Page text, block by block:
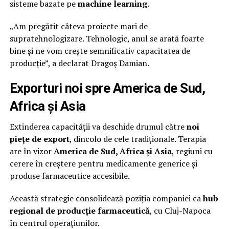
sisteme bazate pemachine learning.
„Am pregătit câteva proiecte mari de
supratehnologizare. Tehnologic, anul se arată foarte
bine și ne vom crește semnificativ capacitatea de
producție”, a declarat Dragoș Damian.
Exporturi noi spre America de Sud,
Africa și Asia
Extinderea capacității va deschide drumul cătrenoi
piețe de export, dincolo de cele tradiționale. Terapia
are în vizorAmerica de Sud, Africa și Asia, regiuni cu
cerere în creștere pentru medicamente generice și
produse farmaceutice accesibile.
Această strategie consolidează poziția companiei cahub
regional de producție farmaceutică, cu Cluj-Napoca
în centrul operațiunilor.